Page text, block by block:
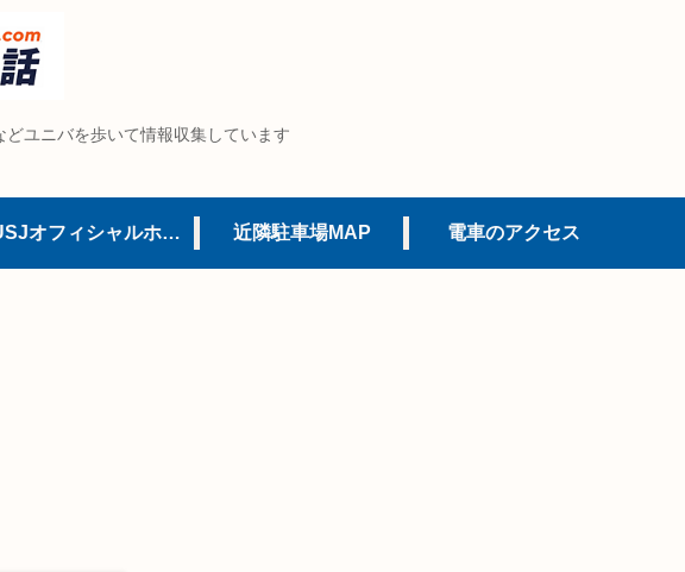
ユニバを歩いて情報収集しています
USJオフィシャルホテル 近隣駐車場MAP 電車のアクセス